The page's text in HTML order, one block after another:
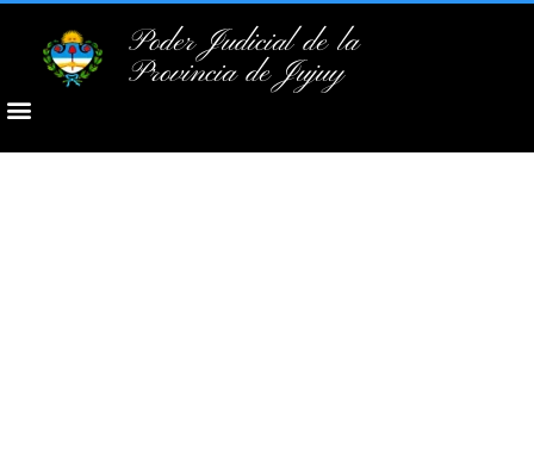
Poder Judicial de la
Provincia de Jujuy